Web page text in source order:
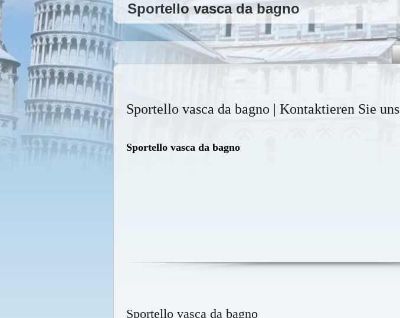
Sportello vasca da bagno
Sportello vasca da bagno | Kontaktieren Sie uns
Sportello vasca da bagno
Sportello vasca da bagno